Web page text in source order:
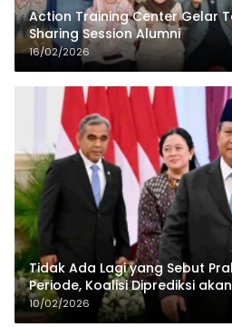
Action Training Center Gelar
Sharing Session Alumni
16/02/2026
Tidak Ada Lagi yang Sebut
Periode, Koalisi Diprediksi
Cawapres di 2029
10/02/2026